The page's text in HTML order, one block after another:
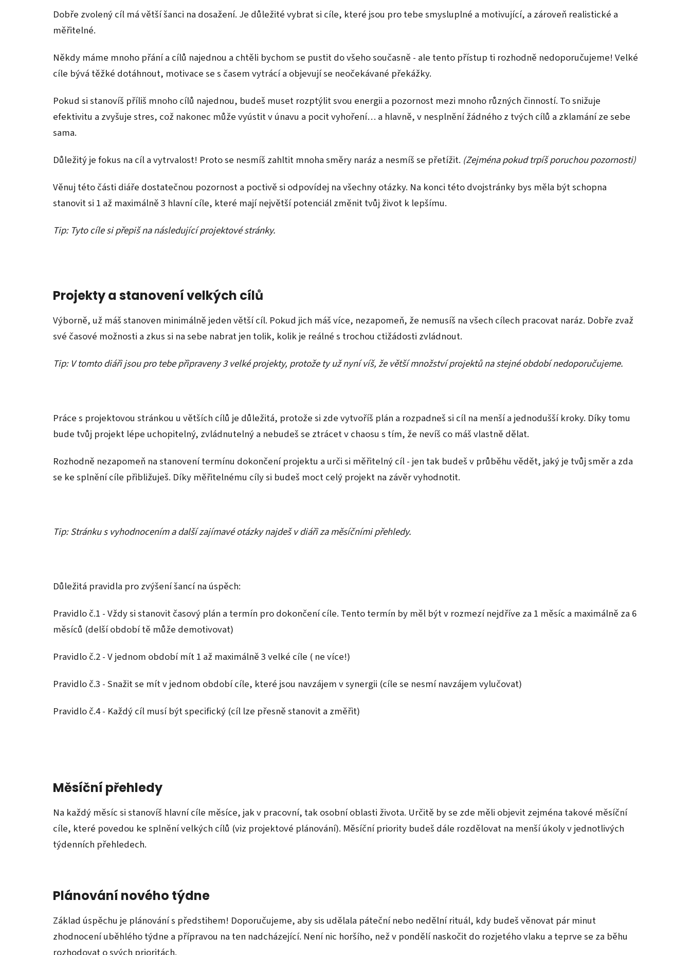
Dobře zvolený cíl má větší šanci na dosažení. Je důležité vybrat si cíle, které jsou pro tebe smysluplné a motivující, a zároveň realistické a
měřitelné.
Někdy máme mnoho přání a cílů najednou a chtěli bychom se pustit do všeho současně - ale tento přístup ti rozhodně nedoporučujeme! Velké
cíle bývá těžké dotáhnout, motivace se s časem vytrácí a objevují se neočekávané překážky.
Pokud si stanovíš příliš mnoho cílů najednou, budeš muset rozptýlit svou energii a pozornost mezi mnoho různých činností. To snižuje
efektivitu a zvyšuje stres, což nakonec může vyústit v únavu a pocit vyhoření… a hlavně, v nesplnění žádného z tvých cílů a zklamání ze sebe
sama.
Důležitý je fokus na cíl a vytrvalost! Proto se nesmíš zahltit mnoha směry naráz a nesmíš se přetížit. (Zejména pokud trpíš poruchou pozornosti)
Věnuj této části diáře dostatečnou pozornost a poctivě si odpovídej na všechny otázky. Na konci této dvojstránky bys měla být schopna
stanovit si 1 až maximálně 3 hlavní cíle, které mají největší potenciál změnit tvůj život k lepšímu.
Tip: Tyto cíle si přepiš na následující projektové stránky.
Projekty a stanovení velkých cílů
Výborně, už máš stanoven minimálně jeden větší cíl. Pokud jich máš více, nezapomeň, že nemusíš na všech cílech pracovat naráz. Dobře zvaž
své časové možnosti a zkus si na sebe nabrat jen tolik, kolik je reálné s trochou ctižádosti zvládnout.
Tip: V tomto diáři jsou pro tebe připraveny 3 velké projekty, protože ty už nyní víš, že větší množství projektů na stejné období nedoporučujeme.
Práce s projektovou stránkou u větších cílů je důležitá, protože si zde vytvoříš plán a rozpadneš si cíl na menší a jednodušší kroky. Díky tomu
bude tvůj projekt lépe uchopitelný, zvládnutelný a nebudeš se ztrácet v chaosu s tím, že nevíš co máš vlastně dělat.
Rozhodně nezapomeň na stanovení termínu dokončení projektu a urči si měřitelný cíl - jen tak budeš v průběhu vědět, jaký je tvůj směr a zda
se ke splnění cíle přibližuješ. Díky měřitelnému cíly si budeš moct celý projekt na závěr vyhodnotit.
Tip: Stránku s vyhodnocením a další zajímavé otázky najdeš v diáři za měsíčními přehledy.
Důležitá pravidla pro zvýšení šancí na úspěch:
Pravidlo č.1 - Vždy si stanovit časový plán a termín pro dokončení cíle. Tento termín by měl být v rozmezí nejdříve za 1 měsíc a maximálně za 6
měsíců (delší období tě může demotivovat)
Pravidlo č.2 - V jednom období mít 1 až maximálně 3 velké cíle ( ne více!)
Pravidlo č.3 - Snažit se mít v jednom období cíle, které jsou navzájem v synergii (cíle se nesmí navzájem vylučovat)
Pravidlo č.4 - Každý cíl musí být specifický (cíl lze přesně stanovit a změřit)
Měsíční přehledy
Na každý měsíc si stanovíš hlavní cíle měsíce, jak v pracovní, tak osobní oblasti života. Určitě by se zde měli objevit zejména takové měsíční
cíle, které povedou ke splnění velkých cílů (viz projektové plánování). Měsíční priority budeš dále rozdělovat na menší úkoly v jednotlivých
týdenních přehledech.
Plánování nového týdne
Základ úspěchu je plánování s předstihem! Doporučujeme, aby sis udělala páteční nebo nedělní rituál, kdy budeš věnovat pár minut
zhodnocení uběhlého týdne a přípravou na ten nadcházející. Není nic horšího, než v pondělí naskočit do rozjetého vlaku a teprve se za běhu